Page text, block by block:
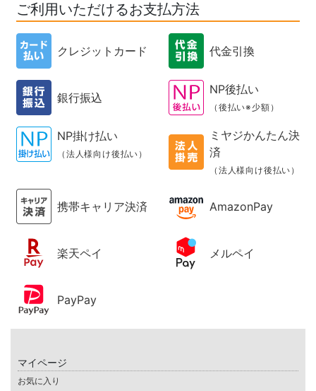
ご利用いただけるお支払方法
クレジットカード 代金引換
銀行振込
NP後払い
（後払い※少額）
NP掛け払い
（法人様向け後払い）
ミヤジかんたん決
済
（法人様向け後払い）
携帯キャリア決済 AmazonPay
楽天ペイ メルペイ
PayPay
マイページ
お気に入り